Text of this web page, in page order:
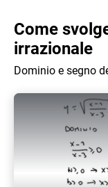
Come
irrazionale
Dominio e segno